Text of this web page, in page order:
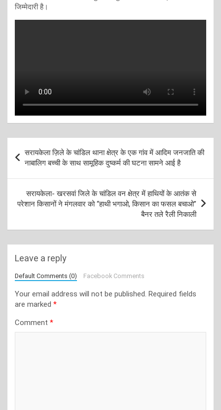
जिम्मेदारी है।
navigation
सरायकेला ज़िले के चांडिल थाना क्षेत्र के एक गांव में आदिम जनजाति की
नाबालिग बच्ची के साथ सामूहिक दुष्कर्म की घटना सामने आई है
सरायकेला- खरसवां जिले के चांडिल वन क्षेत्र में हाथियों के आतंक से
परेशान किसानों ने मंगलवार को “हाथी भगाओ, किसान का फसल बचाओ”
बैनर तले रैली निकाली
Leave a reply
Default Comments (0) Facebook Comments
Your email address will not be published. Required fields
are marked *
Comment *